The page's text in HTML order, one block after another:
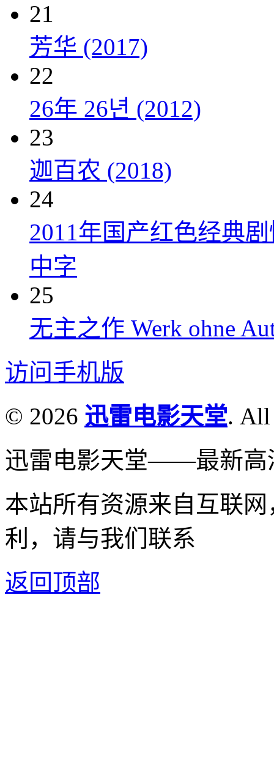
21
芳华 (2017)
22
26年 26년 (2012)
23
迦百农 (2018)
24
2011年国产红色经典
中字
25
无主之作 Werk ohne
访问手机版
© 2026 迅雷电影天堂. All
迅雷电影天堂——最新高
本站所有资源来自互联
利，请与我们联系
返回顶部